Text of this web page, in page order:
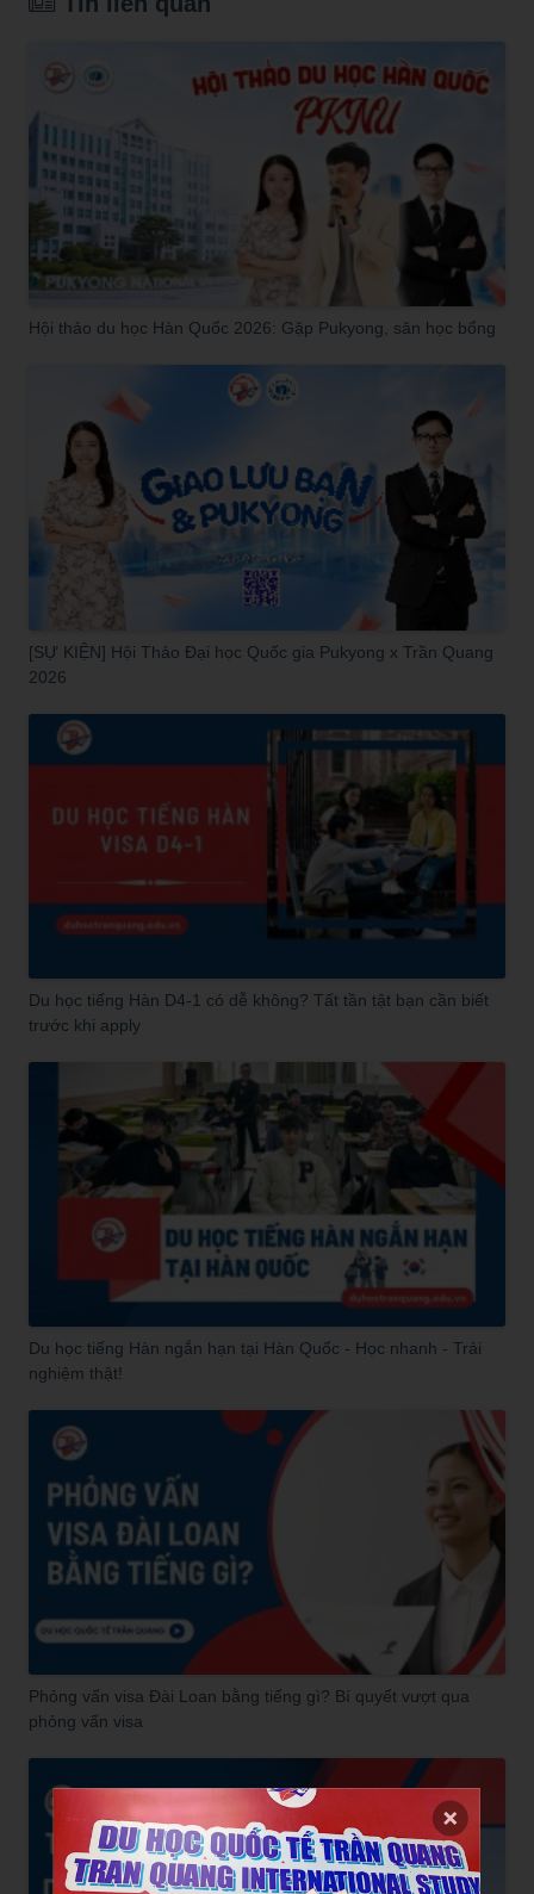
Hội thảo du học Hàn Quốc 2026: Gặp Pukyong, săn học bổng
[SỰ KIỆN] Hội Thảo Đại học Quốc gia Pukyong x Trần Quang
2026
Du học tiếng Hàn D4-1 có dễ không? Tất tần tật bạn cần biết
trước khi apply
Du học tiếng Hàn ngắn hạn tại Hàn Quốc - Học nhanh - Trải
nghiệm thật!
Phỏng vấn visa Đài Loan bằng tiếng gì? Bí quyết vượt qua
phỏng vấn visa